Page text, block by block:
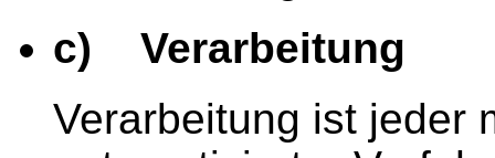
c) Verarbeitung
Verarbeitung ist jeder